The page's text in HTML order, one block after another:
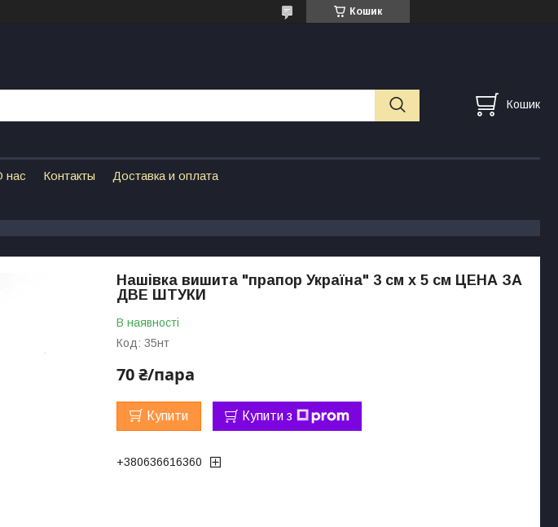
Кошик
Кошик
нас Контакты Доставка и оплата
Нашівка вишита "прапор Україна" 3 см х 5 см ЦЕНА ЗА
ДВЕ ШТУКИ
В наявності
Код: 35нт
70 ₴/пара
Купити Купити з
+380636616360